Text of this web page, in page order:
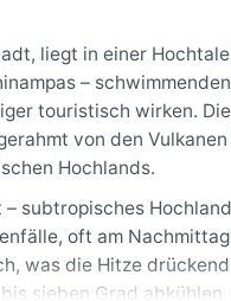
liegt in einer
–
touristisch wirken.
von den
Hochlands.
subtropisches
oft am
was die Hitze
sieben Grad